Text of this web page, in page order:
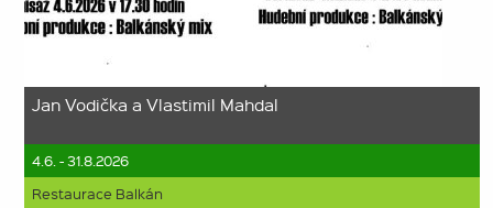
Jan Vodička a Vlastimil Mahdal
4.6. - 31.8.2026
Restaurace Balkán